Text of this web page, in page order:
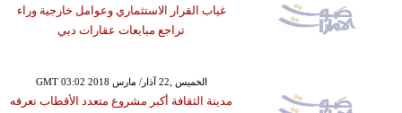
غياب القرار الاستثماري وعوامل خارجية وراء
تراجع مبايعات عقارات دبي
GMT 03:02 2018 الخميس ,22 آذار/ مارس
مدينة الثقافة أكبر مشروع متعدد الأقطاب تعرفه